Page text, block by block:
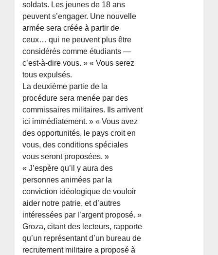
soldats. Les jeunes de 18 ans
peuvent s’engager. Une nouvelle
armée sera créée à partir de
ceux… qui ne peuvent plus être
considérés comme étudiants —
c’est-à-dire vous. » « Vous serez
tous expulsés.
La deuxième partie de la
procédure sera menée par des
commissaires militaires. Ils arrivent
ici immédiatement. » « Vous avez
des opportunités, le pays croit en
vous, des conditions spéciales
vous seront proposées. »
« J’espère qu’il y aura des
personnes animées par la
conviction idéologique de vouloir
aider notre patrie, et d’autres
intéressées par l’argent proposé. »
Groza, citant des lecteurs, rapporte
qu’un représentant d’un bureau de
recrutement militaire a proposé à